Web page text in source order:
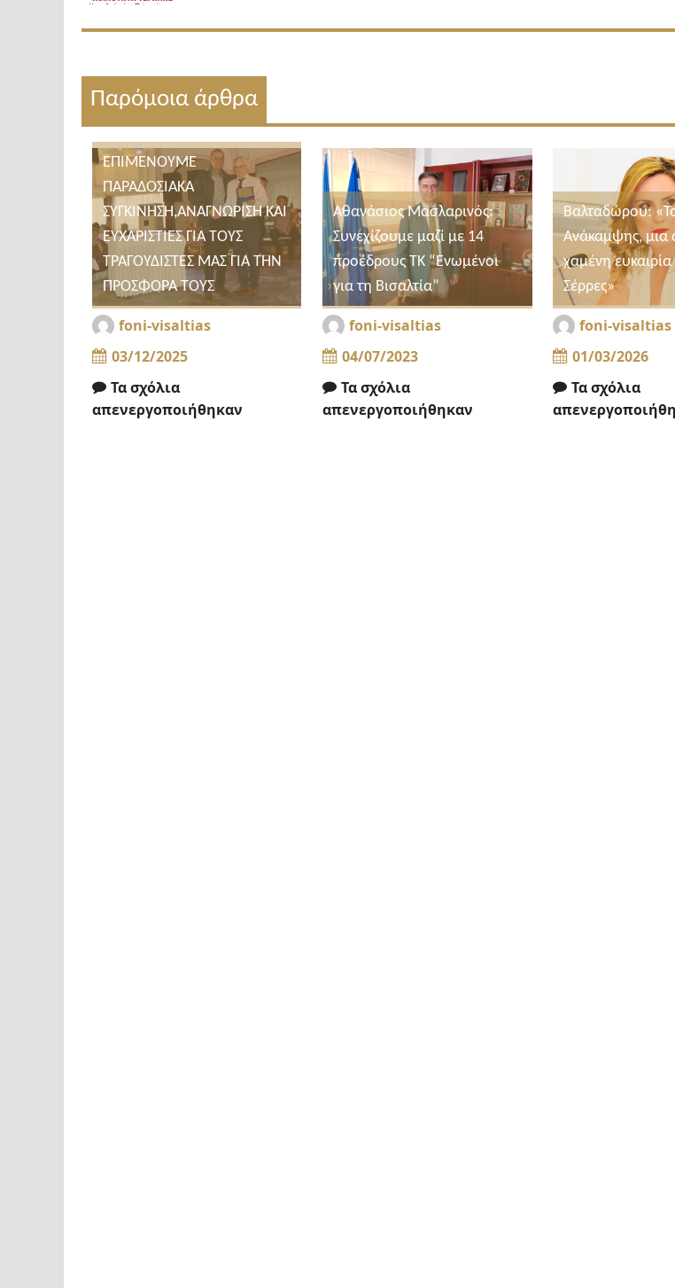
Παρόμοια άρθρα
ΕΠΙΜΕΝΟΥΜΕ
ΠΑΡΑΔΟΣΙΑΚΑ
ΣΥΓΚΙΝΗΣΗ,ΑΝΑΓΝΩΡΙΣΗ ΚΑΙ
ΕΥΧΑΡΙΣΤΙΕΣ ΓΙΑ ΤΟΥΣ
ΤΡΑΓΟΥΔΙΣΤΕΣ ΜΑΣ ΓΙΑ ΤΗΝ
ΠΡΟΣΦΟΡΑ ΤΟΥΣ
foni-visaltias
03/12/2025
Τα σχόλια
απενεργοποιήθηκαν
Αθανάσιος Μασλαρινός:
Συνεχίζουμε μαζί με 14
προέδρους ΤΚ “Ενωμένοι
για τη Βισαλτία”
foni-visaltias
04/07/2023
Τα σχόλια
απενεργοποιήθηκαν
Βαλταδώρου:
Ανάκαμψης, μια
χαμένη ευκαιρία
Σέρρες»
foni-visaltias
01/03/2026
Τα σχόλια